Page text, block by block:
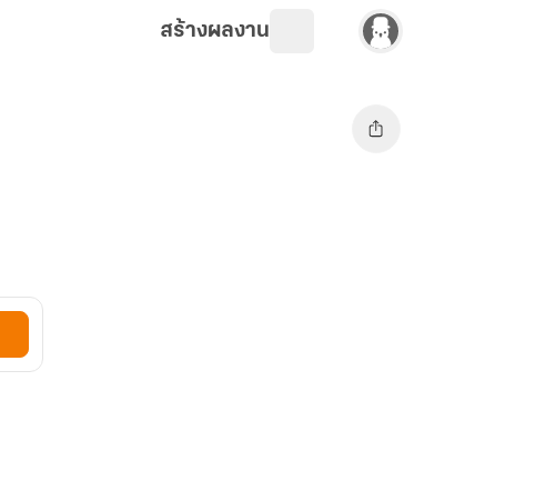
สร้างผลงาน